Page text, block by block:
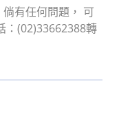
有任何問題， 可
：(02)33662388轉